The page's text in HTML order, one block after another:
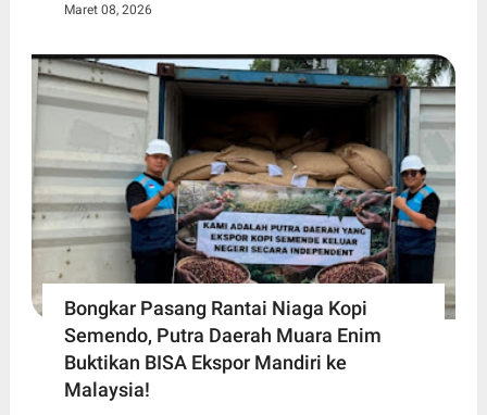
Maret 08, 2026
Bongkar Pasang Rantai Niaga Kopi
Semendo, Putra Daerah Muara Enim
Buktikan BISA Ekspor Mandiri ke
Malaysia!